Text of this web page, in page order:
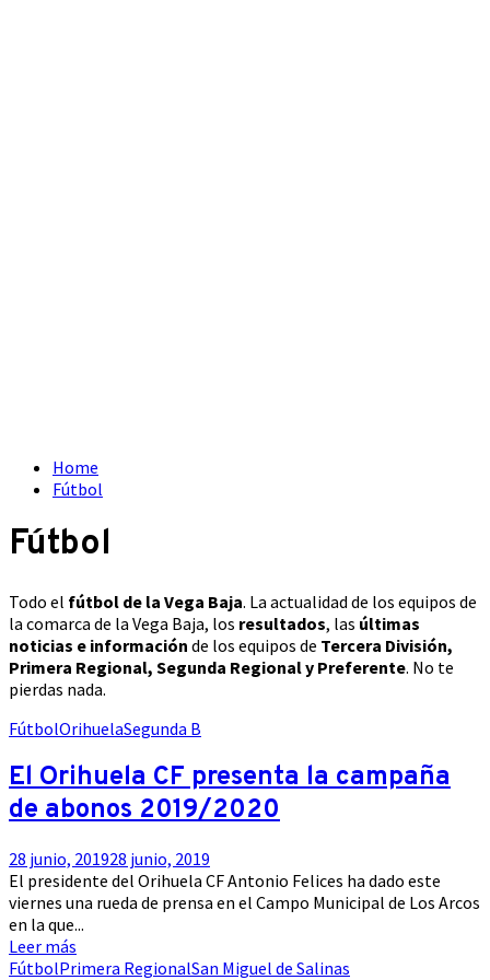
Home
Fútbol
Fútbol
Todo el fútbol de la Vega Baja. La actualidad de los equipos de
la comarca de la Vega Baja, los resultados, las últimas
noticias e información de los equipos de Tercera División,
Primera Regional, Segunda Regional y Preferente. No te
pierdas nada.
FútbolOrihuelaSegunda B
El Orihuela CF presenta la campaña
de abonos 2019/2020
28 junio, 201928 junio, 2019
El presidente del Orihuela CF Antonio Felices ha dado este
viernes una rueda de prensa en el Campo Municipal de Los Arcos
en la que...
Leer más
FútbolPrimera RegionalSan Miguel de Salinas